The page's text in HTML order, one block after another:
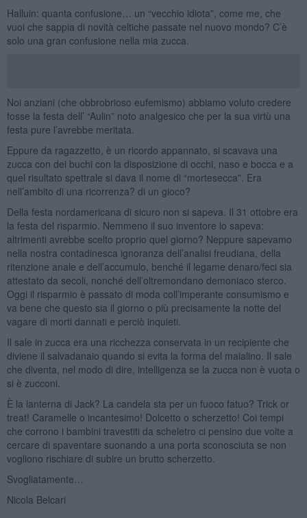
Halluin: quanta confusione… un “vecchio idiota”, come me, che
vuoi che sappia di novità celtiche passate nel nuovo mondo? C’è
solo una gran confusione nella mia zucca.
Noi anziani (che obbrobrioso eufemismo) abbiamo voluto credere
fosse la festa dell’ “Aulin” noto analgesico che per la sua virtù una
festa pure l’avrebbe meritata.
Eppure da ragazzetto, è un ricordo appannato, si scavava una
zucca con dei buchi con la disposizione di occhi, naso e bocca e a
quel risultato spettrale si dava il nome di “mortesecca”. Era
nell’ambito di una ricorrenza? di un gioco?
Della festa nordamericana di sicuro non si sapeva. Il 31 ottobre era
la festa del risparmio. Nemmeno il suo inventore lo sapeva:
altrimenti avrebbe scelto proprio quel giorno? Neppure sapevamo
nella nostra contadinesca ignoranza dell’analisi freudiana, della
ritenzione anale e dell’accumulo, benché il legame denaro/feci sia
attestato da secoli, nonché dell’oltremondano demoniaco sterco.
Oggi il risparmio è passato di moda coll’imperante consumismo e
va bene che questo sia il giorno o più precisamente la notte del
vagare di morti dannati e perciò inquieti.
Il sale in zucca era una ricchezza conservata in un recipiente che
diviene il salvadanaio quando si evita la forma del maialino. Il sale
che diventa, nel modo di dire, intelligenza se la zucca non è vuota o
si è zucconi.
È la lanterna di Jack? La candela sta per un fuoco fatuo? Trick or
treat! Caramelle o incantesimo! Dolcetto o scherzetto! Coi tempi
che corrono i bambini travestiti da scheletro ci pensino due volte a
cercare di spaventare suonando a una porta sconosciuta se non
vogliono rischiare di subire un brutto scherzetto.
Svogliatamente…
Nicola Belcari